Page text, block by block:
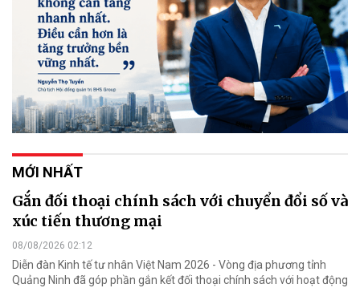
MỚI NHẤT
Gắn đối thoại chính sách với chuyển đổi số và
xúc tiến thương mại
08/08/2026 02:12
Diễn đàn Kinh tế tư nhân Việt Nam 2026 - Vòng địa phương tỉnh
Quảng Ninh đã góp phần gắn kết đối thoại chính sách với hoạt động